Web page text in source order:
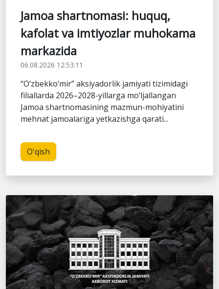
Jamoa shartnomasi: huquq,
kafolat va imtiyozlar muhokama
markazida
06.08.2026 12:53:11
“O‘zbekko‘mir” aksiyadorlik jamiyati tizimidagi
filiallarda 2026–2028-yillarga mo‘ljallangan
Jamoa shartnomasining mazmun-mohiyatini
mehnat jamoalariga yetkazishga qarati...
O'qish